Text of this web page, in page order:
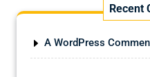
Recent
A WordPress